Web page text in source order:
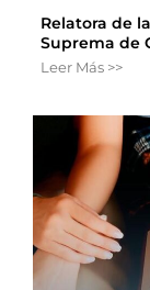
Relatora de
Suprema de
Leer Más >>